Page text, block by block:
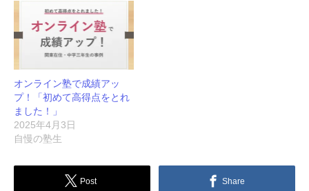
オンライン塾で成績アッ
プ！「初めて高得点をとれ
ました！」
2025年4月3日
自慢の塾生
Post Share